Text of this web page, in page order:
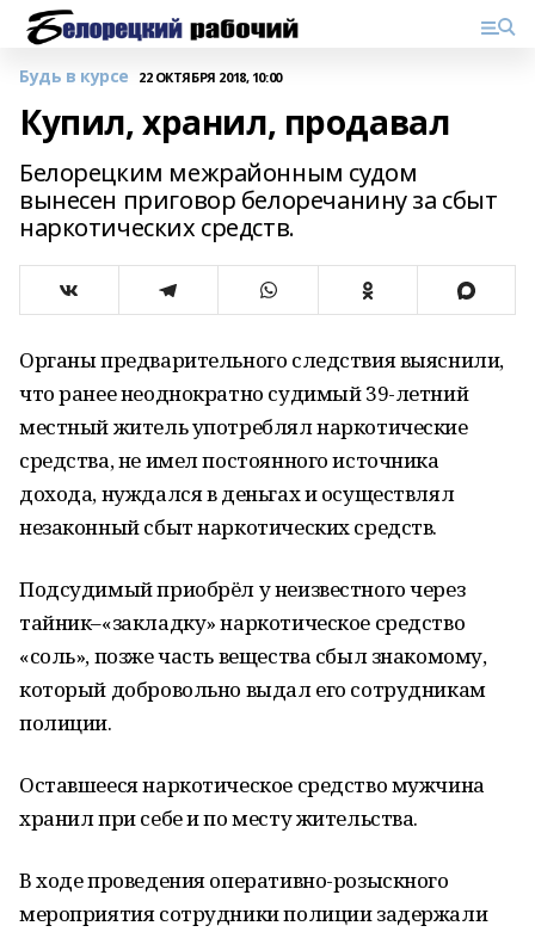
Будь в курсе 22 ОКТЯБРЯ 2018, 10:00
Купил, хранил, продавал
Белорецким межрайонным судом
вынесен приговор белоречанину за сбыт
наркотических средств.
Органы предварительного следствия выяснили,
что ранее неоднократно судимый 39-летний
местный житель употреблял наркотические
средства, не имел постоянного источника
дохода, нуждался в деньгах и осуществлял
незаконный сбыт наркотических средств.
Подсудимый приобрёл у неизвестного через
тайник–«закладку» наркотическое средство
«соль», позже часть вещества сбыл знакомому,
который добровольно выдал его сотрудникам
полиции.
Оставшееся наркотическое средство мужчина
хранил при себе и по месту жительства.
В ходе проведения оперативно-розыскного
мероприятия сотрудники полиции задержали